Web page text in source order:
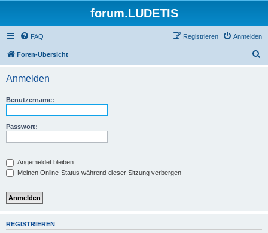
forum.LUDETIS
FAQ Anmelden
Registrieren
Foren-Übersicht
Anmelden
Benutzername:
Passwort:
Angemeldet bleiben
Meinen Online-Status während dieser Sitzung verbergen
REGISTRIEREN